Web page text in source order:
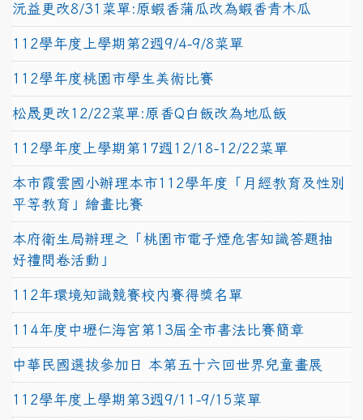
沅益更改8/31菜單:原蝦香蒲瓜改為蝦香青木瓜
112學年度上學期第2週9/4-9/8菜單
112學年度桃園市學生美術比賽
松晟更改12/22菜單:原香Q白飯改為地瓜飯
112學年度上學期第17週12/18-12/22菜單
本市霞雲國小辦理本市112學年度「月經教育及性別
平等教育」繪畫比賽
本府衛生局辦理之「桃園市電子煙危害知識答題抽
好禮問卷活動」
112年環境知識競賽校內賽得獎名單
114年度中壢仁海宮第13屆全市書法比賽簡章
中華民國選拔參加日 本第五十六回世界兒童畫展
112學年度上學期第3週9/11-9/15菜單